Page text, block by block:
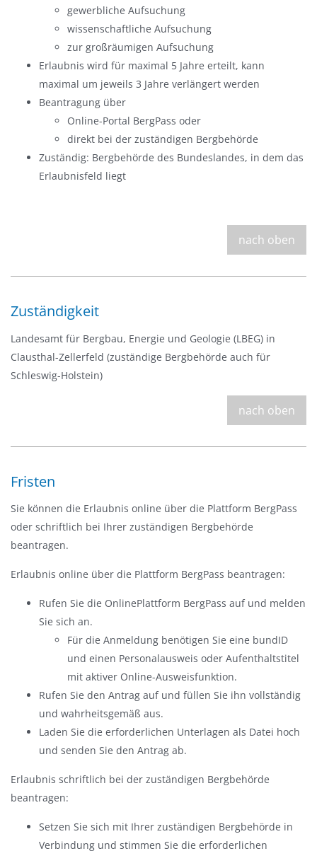
gewerbliche Aufsuchung
wissenschaftliche Aufsuchung
zur großräumigen Aufsuchung
Erlaubnis wird für maximal 5 Jahre erteilt, kann
maximal um jeweils 3 Jahre verlängert werden
Beantragung über
Online-Portal BergPass oder
direkt bei der zuständigen Bergbehörde
Zuständig: Bergbehörde des Bundeslandes, in dem das
Erlaubnisfeld liegt
nach oben
Zuständigkeit
Landesamt für Bergbau, Energie und Geologie (LBEG) in
Clausthal-Zellerfeld (zuständige Bergbehörde auch für
Schleswig-Holstein)
nach oben
Fristen
Sie können die Erlaubnis online über die Plattform BergPass
oder schriftlich bei Ihrer zuständigen Bergbehörde
beantragen.
Erlaubnis online über die Plattform BergPass beantragen:
Rufen Sie die OnlinePlattform BergPass auf und melden
Sie sich an.
Für die Anmeldung benötigen Sie eine bundID
und einen Personalausweis oder Aufenthaltstitel
mit aktiver Online-Ausweisfunktion.
Rufen Sie den Antrag auf und füllen Sie ihn vollständig
und wahrheitsgemäß aus.
Laden Sie die erforderlichen Unterlagen als Datei hoch
und senden Sie den Antrag ab.
Erlaubnis schriftlich bei der zuständigen Bergbehörde
beantragen:
Setzen Sie sich mit Ihrer zuständigen Bergbehörde in
Verbindung und stimmen Sie die erforderlichen